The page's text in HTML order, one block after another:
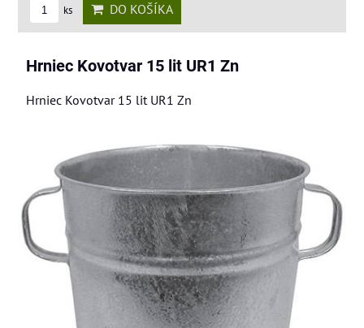
ks DO KOŠÍKA
Hrniec Kovotvar 15 lit UR1 Zn
Hrniec Kovotvar 15 lit UR1 Zn